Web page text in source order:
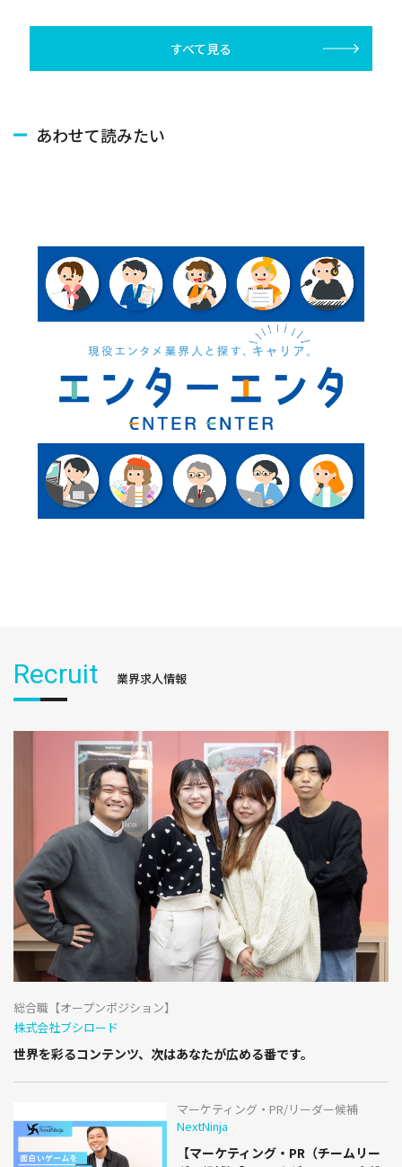
すべて見る
あわせて読みたい
Recruit 業界求人情報
総合職【オープンポジション】
株式会社ブシロード
世界を彩るコンテンツ、次はあなたが広める番です。
マーケティング・PR/リーダー候補
NextNinja
【マーケティング・PR（チームリー